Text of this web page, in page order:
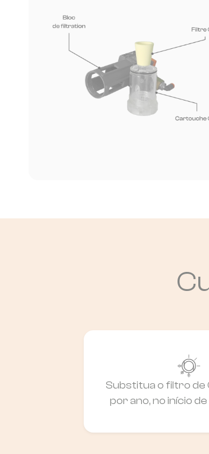
Substitua o filtro de
por ano, no início